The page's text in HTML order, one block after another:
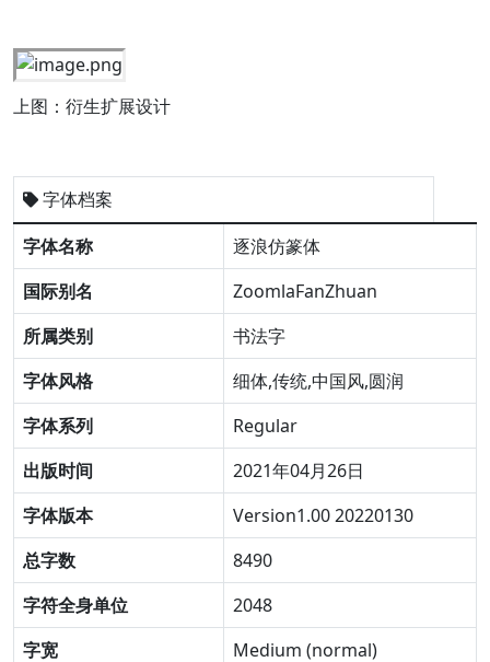
上图：衍生扩展设计
字体档案
字体名称
逐浪仿篆体
国际别名
ZoomlaFanZhuan
所属类别
书法字
字体风格
细体,传统,中国风,圆润
字体系列
Regular
出版时间
2021年04月26日
字体版本
Version1.00 20220130
总字数
8490
字符全身单位
2048
字宽
Medium (normal)